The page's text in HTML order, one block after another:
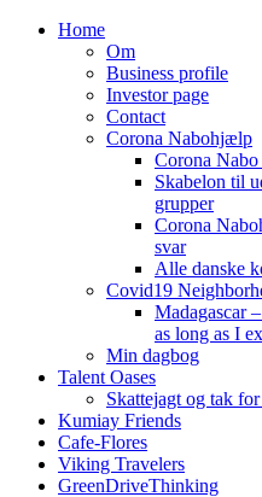
Home
Om
Business profile
Investor page
Contact
Corona Nabohjælp
Corona
Skabelon til
grupper
Corona
svar
Alle danske
Covid19
Madagascar
as long as I
Min dagbog
Talent Oases
Skattejagt og tak
Kumiay Friends
Cafe-Flores
Viking Travelers
GreenDriveThinking